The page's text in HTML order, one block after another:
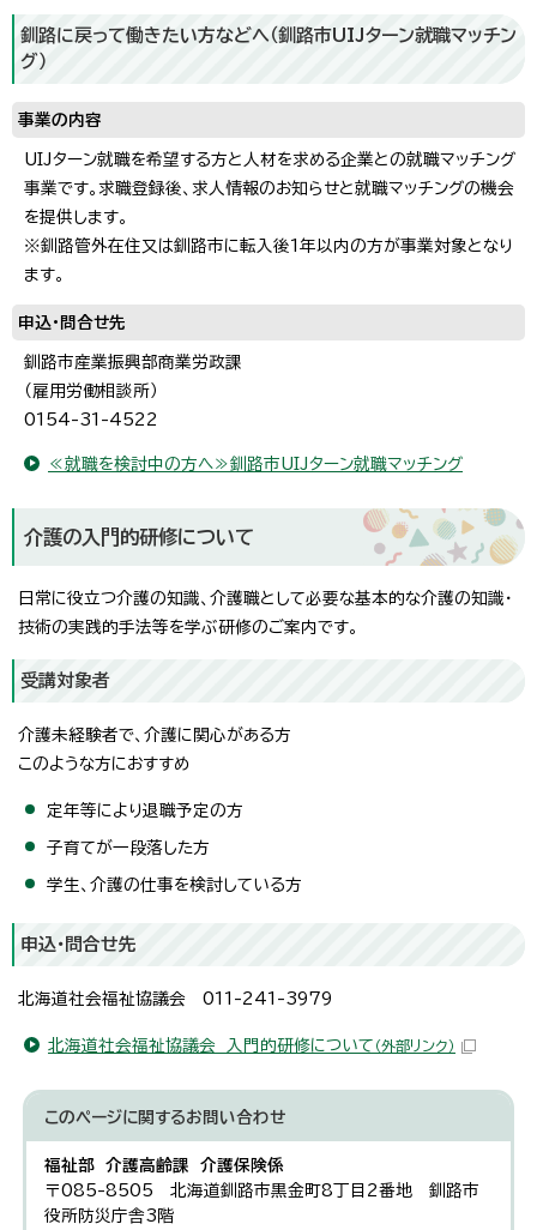
釧路に戻って働きたい方などへ（釧路市UIJターン就職マッチン
グ）
事業の内容
UIJターン就職を希望する方と人材を求める企業との就職マッチング
事業です。求職登録後、求人情報のお知らせと就職マッチングの機会
を提供します。
※釧路管外在住又は釧路市に転入後1年以内の方が事業対象となり
ます。
申込・問合せ先
釧路市産業振興部商業労政課
（雇用労働相談所）
0154-31-4522
≪就職を検討中の方へ≫釧路市UIJターン就職マッチング
介護の入門的研修について
日常に役立つ介護の知識、介護職として必要な基本的な介護の知識・
技術の実践的手法等を学ぶ研修のご案内です。
受講対象者
介護未経験者で、介護に関心がある方
このような方におすすめ
定年等により退職予定の方
子育てが一段落した方
学生、介護の仕事を検討している方
申込・問合せ先
北海道社会福祉協議会 011-241-3979
北海道社会福祉協議会 入門的研修について （外部リンク）
このページに関するお問い合わせ
福祉部 介護高齢課 介護保険係
〒085-8505 北海道釧路市黒金町8丁目2番地 釧路市
役所防災庁舎3階